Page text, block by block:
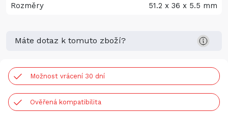
Rozměry
51.2 x 36 x 5.5 mm
Máte dotaz k tomuto zboží?
Možnost vrácení 30 dní
Ověřená kompatibilita